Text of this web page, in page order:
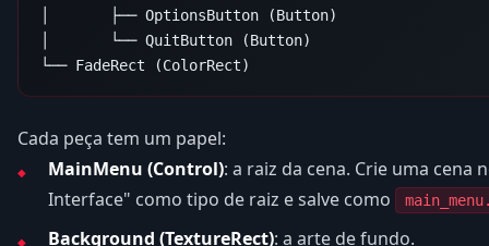
│       ├── OptionsButton (Button)
│       └── QuitButton (Button)
Cada peça tem um papel:
MainMenu (Control): a raiz da cena. Crie uma cena
Interface" como tipo de raiz e salve como
Background (TextureRect): a arte de fundo.